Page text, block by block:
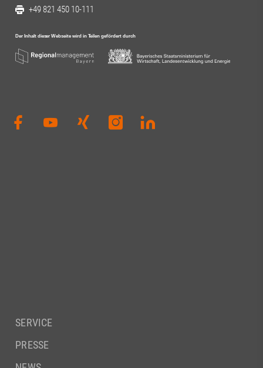
+49 821 450 10-111
SERVICE
PRESSE